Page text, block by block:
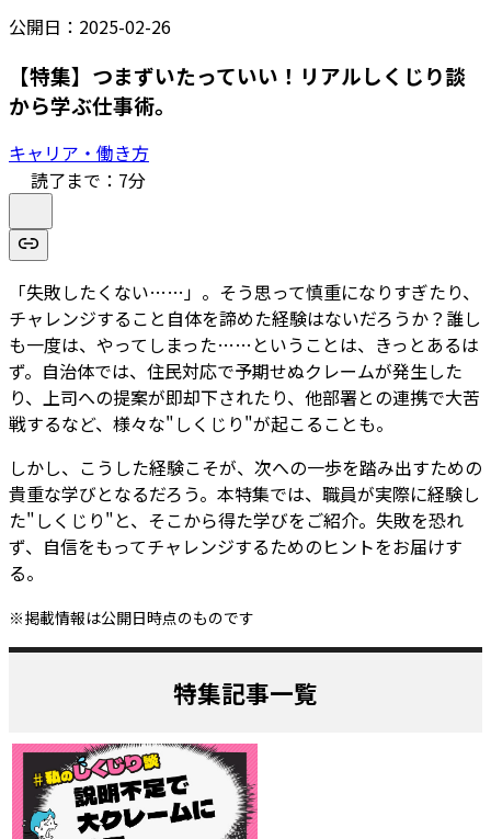
公開日： 2025-02-26
【特集】つまずいたっていい！リアルしくじり談
から学ぶ仕事術。
キャリア・働き方
読了まで： 7分
「失敗したくない……」。そう思って慎重になりすぎたり、
チャレンジすること自体を諦めた経験はないだろうか？誰し
も一度は、やってしまった……ということは、きっとあるは
ず。自治体では、住民対応で予期せぬクレームが発生した
り、上司への提案が即却下されたり、他部署との連携で大苦
戦するなど、様々な"しくじり"が起こることも。
しかし、こうした経験こそが、次への一歩を踏み出すための
貴重な学びとなるだろう。本特集では、職員が実際に経験し
た"しくじり"と、そこから得た学びをご紹介。失敗を恐れ
ず、自信をもってチャレンジするためのヒントをお届けす
る。
※掲載情報は公開日時点のものです
特集記事一覧